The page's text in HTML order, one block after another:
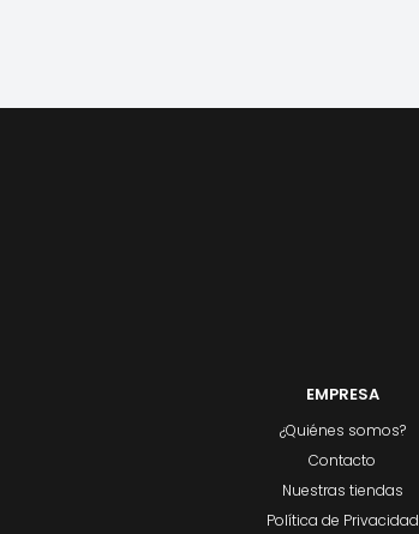
EMPRESA
¿Quiénes somos?
Contacto
Nuestras tiendas
Política de Privacidad